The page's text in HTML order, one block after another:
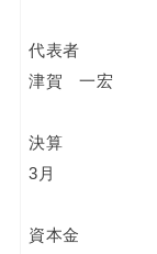
代表者
津賀 一宏
決算
3月
資本金